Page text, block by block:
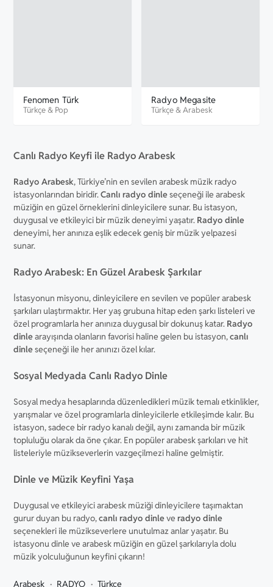
Fenomen Türk
Türkçe& Pop
Radyo Megasite
Türkçe&Arabesk
Canlı Radyo Keyfi ile Radyo Arabesk
Radyo Arabesk, Türkiye’nin en sevilen arabesk müzik radyo
istasyonlarından biridir.Canlı radyo dinle seçeneği ile arabesk
müziğin en güzel örneklerini dinleyicilere sunar. Bu istasyon,
duygusal ve etkileyici bir müzik deneyimi yaşatır. Radyo dinle
deneyimi, her anınıza eşlik edecek geniş bir müzik yelpazesi
sunar.
Radyo Arabesk: En Güzel Arabesk Şarkılar
İstasyonun misyonu, dinleyicilere en sevilen ve popüler arabesk
şarkıları ulaştırmaktır. Her yaş grubuna hitap eden şarkı listeleri ve
özel programlarla her anınıza duygusal bir dokunuş katar. Radyo
dinle arayışında olanların favorisi haline gelen bu istasyon,canlı
dinle seçeneği ile her anınızı özel kılar.
Sosyal Medyada Canlı Radyo Dinle
Sosyal medya hesaplarında düzenledikleri müzik temalı etkinlikler,
yarışmalar ve özel programlarla dinleyicilerle etkileşimde kalır. Bu
istasyon, sadece bir radyo kanalı değil, aynı zamanda bir müzik
topluluğu olarak da öne çıkar. En popüler arabesk şarkıları ve hit
listeleriyle müzikseverlerin vazgeçilmezi haline gelmiştir.
Dinle ve Müzik Keyfini Yaşa
Duygusal ve etkileyici arabesk müziği dinleyicilere taşımaktan
gurur duyan bu radyo,canlı radyo dinle veradyo dinle
seçenekleri ile müzikseverlere unutulmaz anlar yaşatır. Bu
istasyonu dinle ve arabesk müziğin en güzel şarkılarıyla dolu
müzik yolculuğunun keyfini çıkarın!
Arabesk RADYO Türkçe